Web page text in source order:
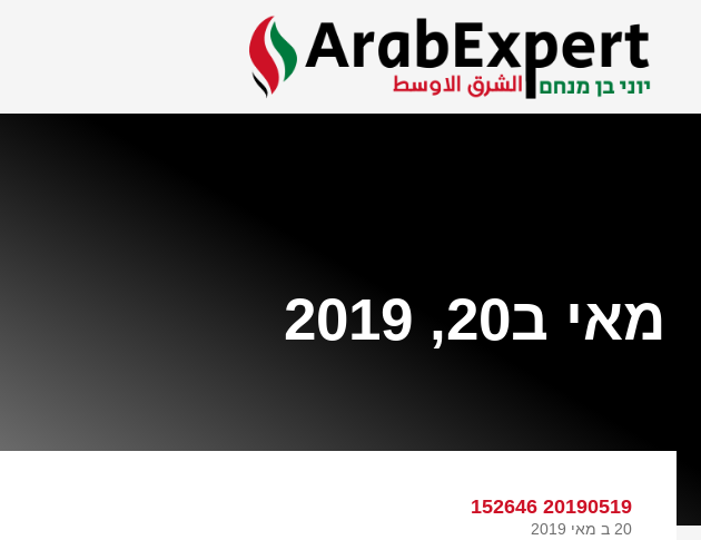
מאי ב20, 2019
20190519 152646
20 ב מאי 2019